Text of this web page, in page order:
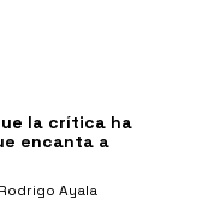
la crítica ha
encanta a
Rodrigo Ayala